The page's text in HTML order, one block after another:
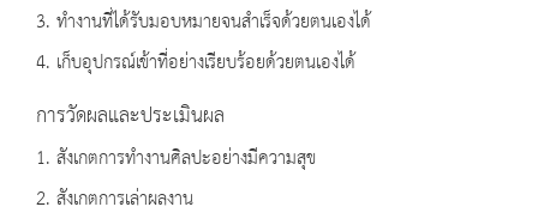
3. ทำงานที่ได้รับมอบหมายจนสำเร็จด้วยตนเองได้
4. เก็บอุปกรณ์เข้าที่อย่างเรียบร้อยด้วยตนเองได้
การวัดผลและประเมินผล
1. สังเกตการทำงานศิลปะอย่างมีความสุข
2. สังเกตการเล่าผลงาน